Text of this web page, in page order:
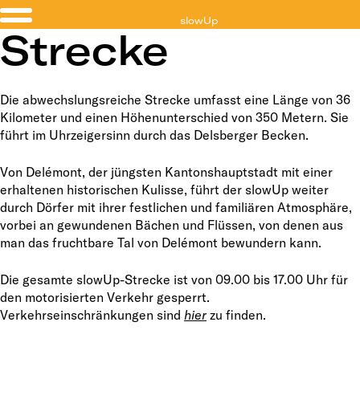
slowUp
Strecke
Die abwechslungsreiche Strecke umfasst eine Länge von 36
Kilometer und einen Höhenunterschied von 350 Metern. Sie
führt im Uhrzeigersinn durch das Delsberger Becken.
Von Delémont, der jüngsten Kantonshauptstadt mit einer
erhaltenen historischen Kulisse, führt der slowUp weiter
durch Dörfer mit ihrer festlichen und familiären Atmosphäre,
vorbei an gewundenen Bächen und Flüssen, von denen aus
man das fruchtbare Tal von Delémont bewundern kann.
Die gesamte slowUp-Strecke ist von 09.00 bis 17.00 Uhr für
den motorisierten Verkehr gesperrt.
Verkehrseinschränkungen sind hier zu finden.